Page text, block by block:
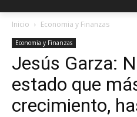
Inicio Economia y Finanzas
Economia y Finanzas
Jesús Garza:
estado que
crecimiento,